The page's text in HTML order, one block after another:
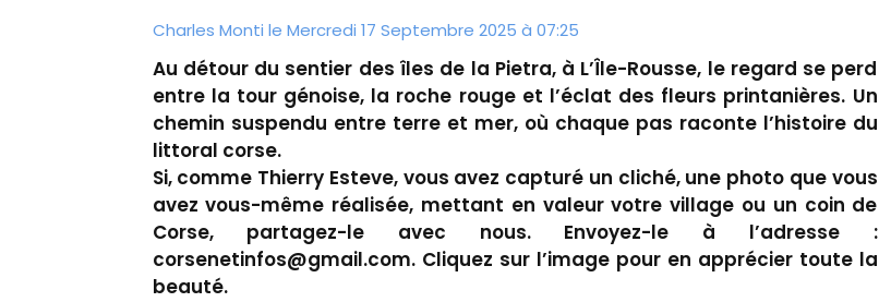
Charles Monti le Mercredi 17 Septembre 2025 à 07:25
Au détour du sentier des îles de la Pietra, à L’Île-Rousse, le regard se perd
entre la tour génoise, la roche rouge et l’éclat des fleurs printanières. Un
chemin suspendu entre terre et mer, où chaque pas raconte l’histoire du
littoral corse.
Si, comme Thierry Esteve, vous avez capturé un cliché, une photo que vous
avez vous-même réalisée, mettant en valeur votre village ou un coin de
Corse, partagez-le avec nous. Envoyez-le à l’adresse :
corsenetinfos@gmail.com. Cliquez sur l’image pour en apprécier toute la
beauté.